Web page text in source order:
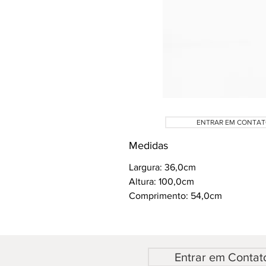
Medidas
Largura: 36,0cm
Altura: 100,0cm
Comprimento: 54,0cm
ENTRAR EM
Entrar em